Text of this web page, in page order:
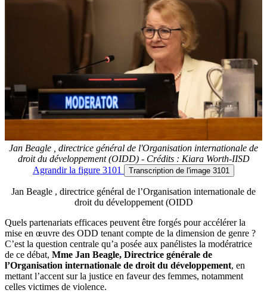
Jan Beagle , directrice général de l'Organisation internationale de
droit du développement (OIDD) - Crédits : Kiara Worth-IISD
Agrandirla figure 3101 Transcription de l'image 3101
Jan Beagle , directrice général de l’Organisation internationale de
droit du développement (OIDD
Quels partenariats efficaces peuvent être forgés pour accélérer la
mise en œuvre des ODD tenant compte de la dimension de genre ?
C’est la question centrale qu’a posée aux panélistes la modératrice
de ce débat, Mme Jan Beagle, Directrice générale de
l’Organisation internationale de droit du développement, en
mettant l’accent sur la justice en faveur des femmes, notamment
celles victimes de violence.